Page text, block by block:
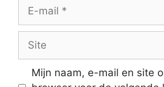
Site
Mijn naam, e-mail en site